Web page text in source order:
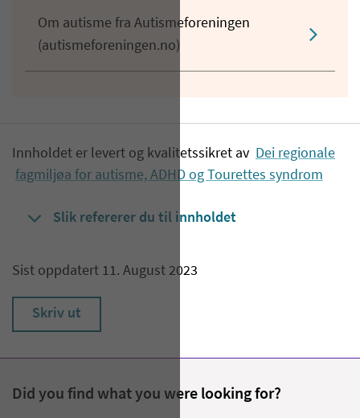
Om autisme fra Autismeforeningen
(autismeforeningen.no)
Innholdet er levert og kvalitetssikret av Dei regionale
fagmiljøa for autisme, ADHD og Tourettes syndrom
Slik refererer du til innholdet
Sist oppdatert 11. August 2023
Skriv ut
Did you find what you were looking for?